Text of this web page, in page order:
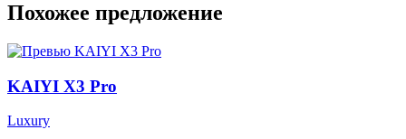
Похожее предложение
KAIYI X3 Pro
Luxury